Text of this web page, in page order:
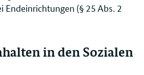
Endeinrichtungen (§ 25 Abs. 2
in den Sozialen